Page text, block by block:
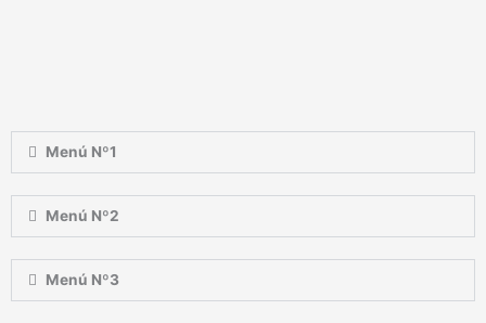
Menú Nº1
Menú Nº2
Menú Nº3